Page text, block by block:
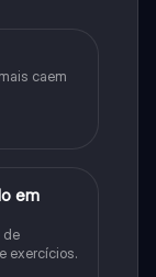
caem
em
de
exercícios.